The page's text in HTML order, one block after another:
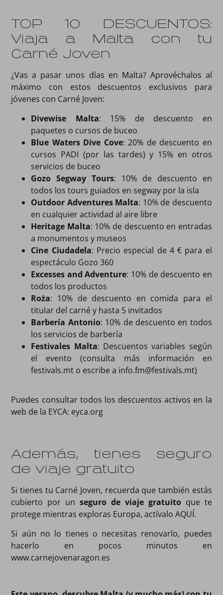
TOP 10 DESCUENTOS:
Viaja a Malta con tu
Carné Joven
¿Vas a pasar unos días en Malta? Aprovéchalos al
máximo con estos descuentos exclusivos para
jóvenes con Carné Joven:
Divewise Malta: 15% de descuento en
paquetes o cursos de buceo
Blue Waters Dive Cove: 20% de descuento en
cursos PADI (por las tardes) y 15% en otros
servicios de buceo
Gozo Segway Tours: 10% de descuento en
todos los tours guiados en segway por la isla
Outdoor Adventures Malta: 10% de descuento
en cualquier actividad al aire libre
Heritage Malta: 10% de descuento en entradas
a monumentos y museos
Cine Ciudadela: Precio especial de 4 € para el
espectáculo Gozo 360
Excesses and Adventure: 10% de descuento en
todos los productos
Roża: 10% de descuento en comida para el
titular del carné y hasta 5 invitados
Barbería Antonio: 10% de descuento en todos
los servicios de barbería
Festivales Malta: Descuentos variables según
el evento (consulta más información en
festivals.mt o escribe a info.fm@festivals.mt)
Puedes consultar todos los descuentos activos en la
web de la EYCA: eyca.org
Además, tienes seguro
de viaje gratuito
Si tienes tu Carné Joven, recuerda que también estás
cubierto por unseguro de viaje gratuitoque te
protege mientras exploras Europa, actívaloAQUÍ.
Si aún no lo tienes o necesitas renovarlo, puedes
hacerlo en pocos minutos en
www.carnejovenaragon.es